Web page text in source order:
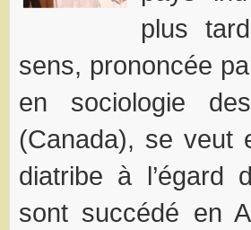
plus
sens, prononcée
en sociologie
(Canada), se veut
diatribe à l’égard
sont succédé en